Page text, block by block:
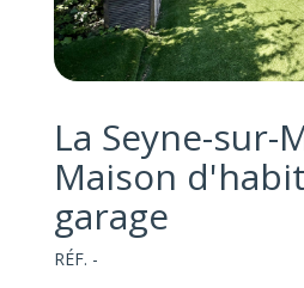
La Seyne-sur-
Maison
garage
RÉF. -